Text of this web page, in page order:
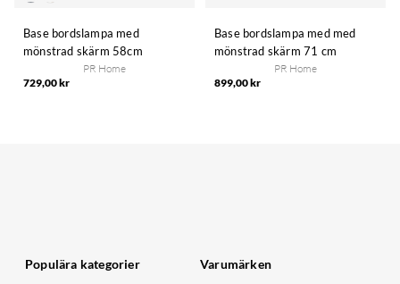
Base bordslampa med
mönstrad skärm 58cm
PR Home
729,00 kr
Base bordslampa med med
mönstrad skärm 71 cm
PR Home
899,00 kr
Populära kategorier Varumärken